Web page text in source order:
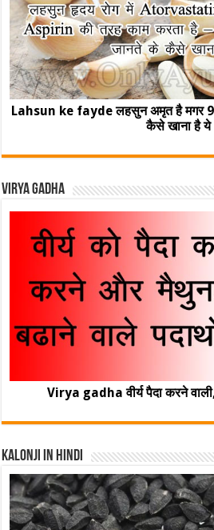
Lahsun ke fayde लहसुन अमृत है मगर
कैसे खाना है ये
Virya Gadha
Virya gadha वीर्य पैदा करने वाली,
Kalonji In Hindi